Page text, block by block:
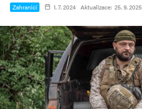
Zahraničí 1. 7. 2024 Aktualizace: 25. 9. 2025